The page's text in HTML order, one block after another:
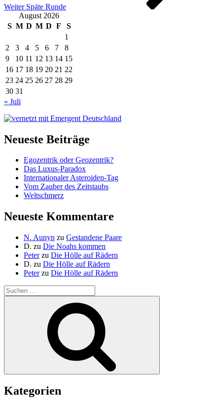
Weiter Späte Runde
August 2026
S M D M D F
S
1
2
3 4 5 6 7
8
9
10 11 12 13 14 15
16 17 18 19 20 21 22
23 24 25 26 27 28 29
30 31
« Juli
Neueste Beiträge
Egozentrik oder Geozentrik?
Das Luxus-Paradox
Internationaler Asteroiden-Tag
Vom Zauber des Zeitstaubs
Weltschmerz
Neueste Kommentare
N. Aunyn zu Gestandene Paare
D. zu Die Noahs kommen
Peterzu Die Hölle auf Rädern
D. zu Die Hölle auf Rädern
Peterzu Die Hölle auf Rädern
Suche
nach:
Kategorien